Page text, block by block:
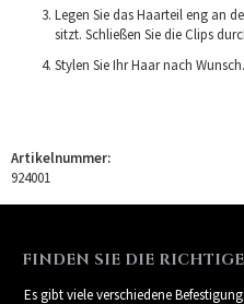
Legen Sie das Haarteil eng an
sitzt. Schließen Sie die Clips
Stylen Sie Ihr Haar nach Wunsch.
Artikelnummer:
924001
FINDEN SIE DIE
Es gibt viele verschiedene